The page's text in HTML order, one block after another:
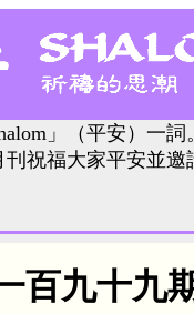
」（平安）一
刊祝福大家平安並
百九十九